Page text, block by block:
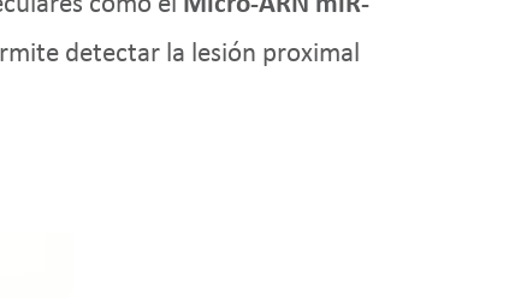
detectar la lesión proximal